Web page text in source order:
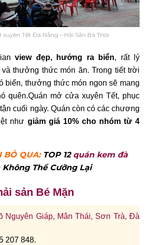
Tết Đà Nẵng – Hải Sản Bà Thôi
view đẹp, hướng ra biển, rất lý
thưởng thức món ăn. Trong tiết trời
biển, thưởng thức món ngon sẽ mang
quên.Quán mở cửa xuyên Tết, phục
cuối ngày. Quán còn có các chương
như giảm giá 10% cho nhóm từ 4
BỎ QUA: TOP 12 quán kem đà
Thể Cưỡng Lại
sản Bé Mặn
Nguyên Giáp, Mân Thái, Sơn Trà, Đà
207 848.